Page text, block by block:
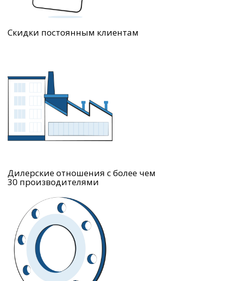
Скидки постоянным клиентам
Дилерские отношения с более чем
30 производителями